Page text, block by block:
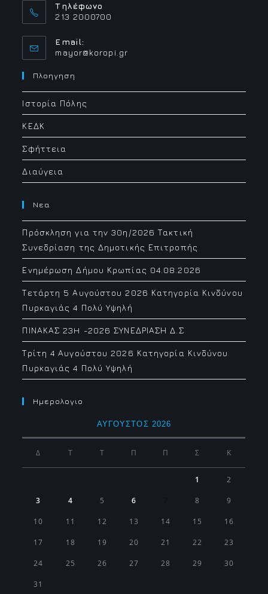
Τηλέφωνο
213 2000700
Email:
mayor@koropi.grOpens
Πλοηγηση
Ιστορία Πόλης
ΚΕΔΚ
Σφήττεια
Διαύγεια
Νεα
Πρόσκληση για την 30η/2026 Τακτική
Συνεδρίαση της Δημοτικής Επιτροπής
Ενημέρωση Δήμου Κρωπίας 04.08.2026
Τετάρτη 5 Αυγούστου 2026 Κατηγορία Κινδύνου
Πυρκαγιάς 4 Πολύ Υψηλή
ΠΙΝΑΚΑΣ 23H -2026 ΣΥΝΕΔΡΙΑΣΗ Δ.Σ
Τρίτη 4 Αυγούστου 2026 Κατηγορία Κινδύνου
Πυρκαγιάς 4 Πολύ Υψηλή
Ημερολογιο
ΑΎΓΟΥΣΤΟΣ 2026
Δ Τ Τ Π Π Σ Κ
1 2
3 4 5 6 8 9
10 11 12 13 14 15 16
17 18 19 20 21 22 23
24 25 26 27 28 29 30
31